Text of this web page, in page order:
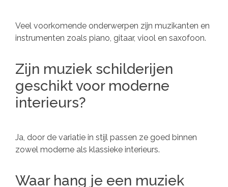
Veel voorkomende onderwerpen zijn muzikanten en
instrumenten zoals piano, gitaar, viool en saxofoon.
Zijn muziek schilderijen
geschikt voor moderne
interieurs?
Ja, door de variatie in stijl passen ze goed binnen
zowel moderne als klassieke interieurs.
Waar hang je een muziek